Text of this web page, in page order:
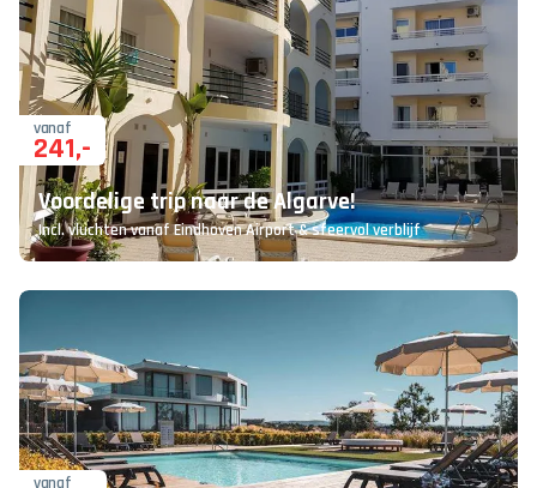
vanaf
241,-
Voordelige trip naar de Algarve!
Incl. vluchten vanaf Eindhoven Airport & sfeervol verblijf
vanaf